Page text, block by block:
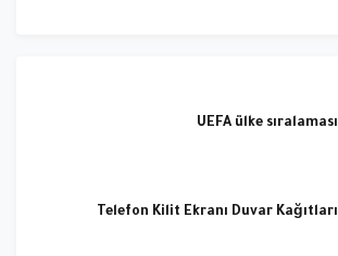
UEFA ülke sıralaması
Telefon Kilit Ekranı Duvar Kağıtları